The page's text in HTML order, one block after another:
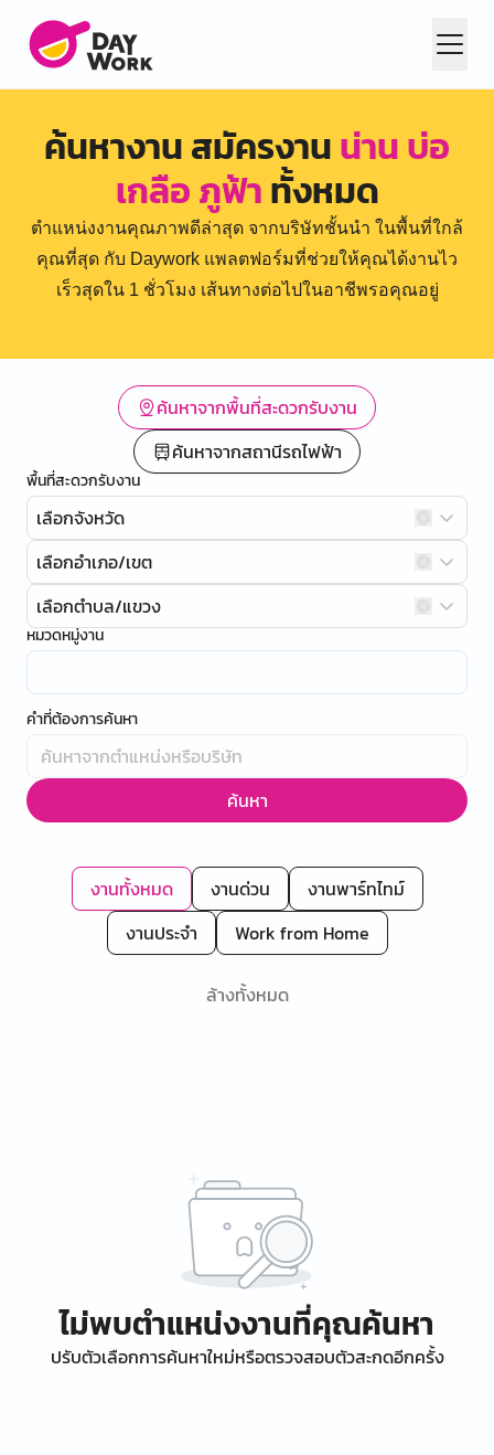
ค้นหางาน สมัครงานน่าน บ่อ
เกลือ ภูฟ้าทั้งหมด
ตำแหน่งงานคุณภาพดีล่าสุด จากบริษัทชั้นนำ ในพื้นที่ใกล้
คุณที่สุด กับ Daywork แพลตฟอร์มที่ช่วยให้คุณได้งานไว
เร็วสุดใน 1 ชั่วโมง เส้นทางต่อไปในอาชีพรอคุณอยู่
ค้นหาจากพื้นที่สะดวกรับงาน
ค้นหาจากสถานีรถไฟฟ้า
พื้นที่สะดวกรับงาน
เลือกจังหวัด
เลือกอำเภอ/เขต
เลือกตำบล/แขวง
หมวดหมู่งาน
คำที่ต้องการค้นหา
ค้นหา
งานทั้งหมด งานด่วน
งานพาร์ทไทม์
งานประจำ
Work from Home
ล้างทั้งหมด
ไม่พบตำแหน่งงานที่คุณค้นหา
ปรับตัวเลือกการค้นหาใหม่หรือตรวจสอบตัวสะกดอีกครั้ง